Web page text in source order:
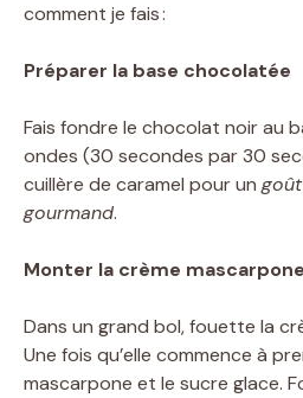
comment je fais :
Préparer la base chocolatée
Fais fondre le chocolat noir au
ondes (30 secondes par 30
cuillère de caramel pour un
gourmand.
Monter la crème mascarpone
Dans un grand bol, fouette la
Une fois qu’elle commence à
mascarpone et le sucre glace.